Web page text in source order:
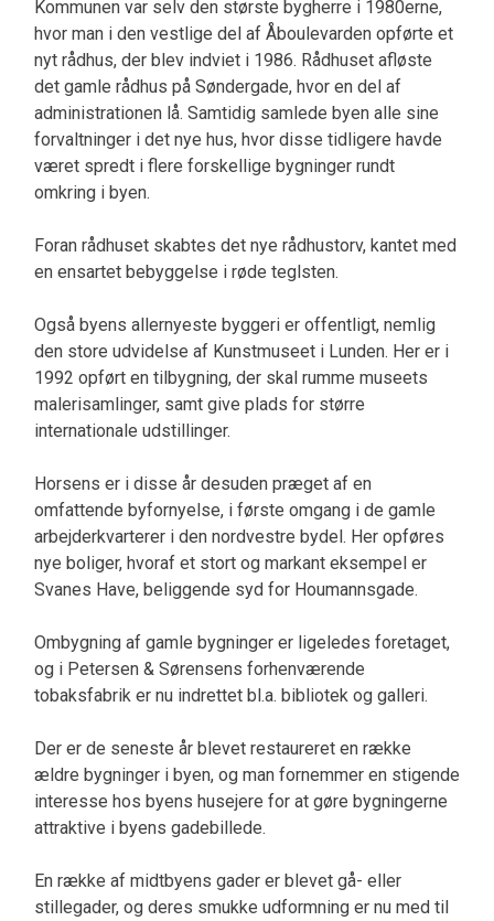
Kommunen var selv den største bygherre i 1980erne,
hvor man i den vestlige del af Åboulevarden opførte et
nyt rådhus, der blev indviet i 1986. Rådhuset afløste
det gamle rådhus på Søndergade, hvor en del af
administrationen lå. Samtidig samlede byen alle sine
forvaltninger i det nye hus, hvor disse tidligere havde
været spredt i flere forskellige bygninger rundt
omkring i byen.
Foran rådhuset skabtes det nye rådhustorv, kantet med
en ensartet bebyggelse i røde teglsten.
Også byens allernyeste byggeri er offentligt, nemlig
den store udvidelse af Kunstmuseet i Lunden. Her er i
1992 opført en tilbygning, der skal rumme museets
malerisamlinger, samt give plads for større
internationale udstillinger.
Horsens er i disse år desuden præget af en
omfattende byfornyelse, i første omgang i de gamle
arbejderkvarterer i den nordvestre bydel. Her opføres
nye boliger, hvoraf et stort og markant eksempel er
Svanes Have, beliggende syd for Houmannsgade.
Ombygning af gamle bygninger er ligeledes foretaget,
og i Petersen & Sørensens forhenværende
tobaksfabrik er nu indrettet bl.a. bibliotek og galleri.
Der er de seneste år blevet restaureret en række
ældre bygninger i byen, og man fornemmer en stigende
interesse hos byens husejere for at gøre bygningerne
attraktive i byens gadebillede.
En række af midtbyens gader er blevet gå- eller
stillegader, og deres smukke udformning er nu med til